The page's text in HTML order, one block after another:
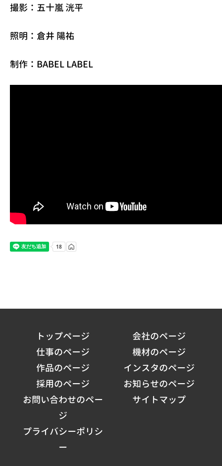
撮影：五十嵐 洸平
照明：倉井 陽祐
制作：BABEL LABEL
トップページ
会社のページ
仕事のページ
機材のページ
作品のページ
インスタのページ
採用のページ
お知らせのページ
お問い合わせのペー
ジ
サイトマップ
プライバシーポリシ
ー